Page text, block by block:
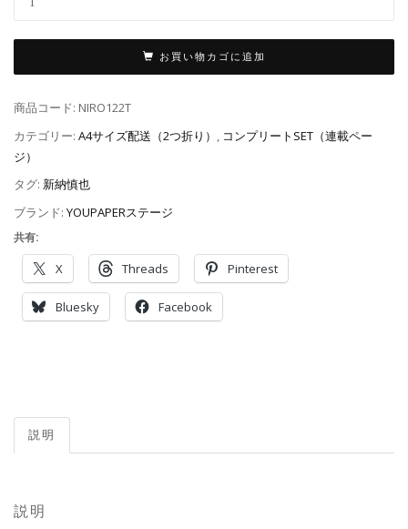
お買い物カゴに追加
商品コード: NIRO122T
カテゴリー: A4サイズ配送（2つ折り）
コンプリートSET（連載ペー
ジ）
タグ: 新納慎也
ブランド: YOUPAPERステージ
共有:
X Threads Pinterest
Bluesky Facebook
説明
説明